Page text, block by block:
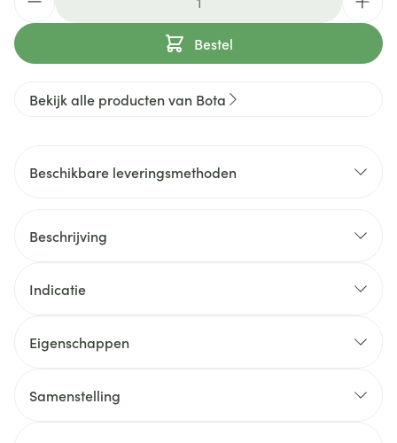
Bestel
Bekijk alle producten van Bota
Beschikbare leveringsmethoden
Beschrijving
Indicatie
Eigenschappen
Samenstelling